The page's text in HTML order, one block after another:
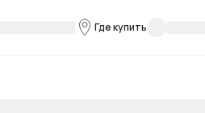
Где купить